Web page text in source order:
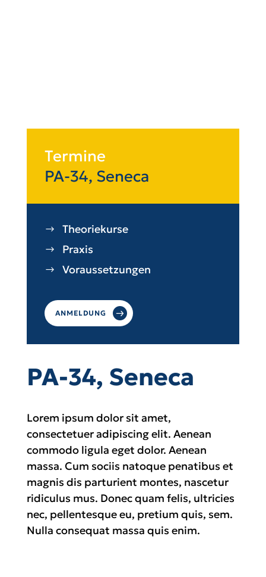
Termine
PA-34, Seneca
Theoriekurse
Praxis
Voraussetzungen
ANMELDUNG
PA-34, Seneca
Lorem ipsum dolor sit amet,
consectetuer adipiscing elit. Aenean
commodo ligula eget dolor. Aenean
massa. Cum sociis natoque penatibus et
magnis dis parturient montes, nascetur
ridiculus mus. Donec quam felis, ultricies
nec, pellentesque eu, pretium quis, sem.
Nulla consequat massa quis enim.